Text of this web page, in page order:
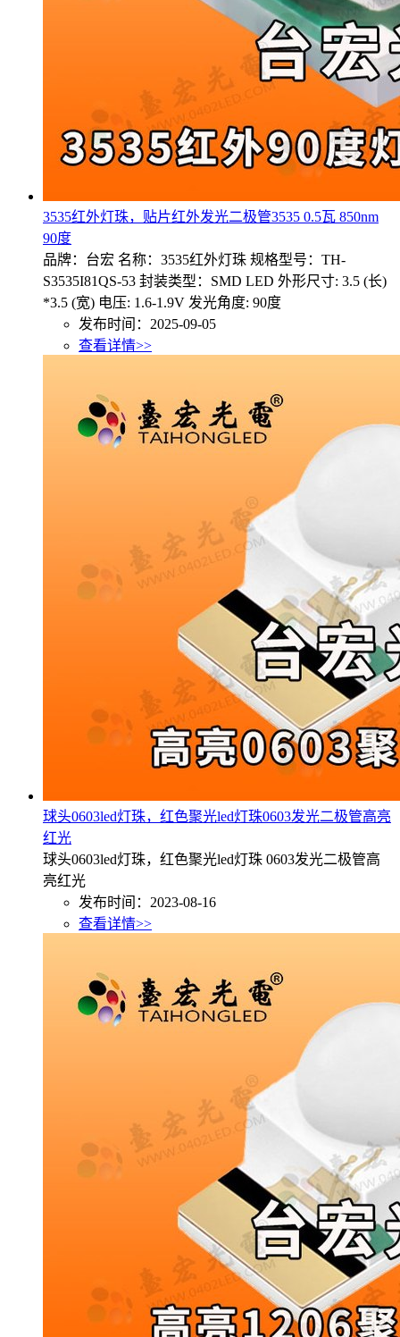
3535红外灯珠，贴片红外发光二极管3535 0.5瓦 850nm
90度
品牌：台宏 名称：3535红外灯珠 规格型号：TH-
S3535I81QS-53 封装类型：SMD LED 外形尺寸: 3.5 (长)
*3.5 (宽) 电压: 1.6-1.9V 发光角度: 90度
发布时间：2025-09-05
查看详情>>
球头0603led灯珠，红色聚光led灯珠0603发光二极管高亮
红光
球头0603led灯珠，红色聚光led灯珠 0603发光二极管高
亮红光
发布时间：2023-08-16
查看详情>>